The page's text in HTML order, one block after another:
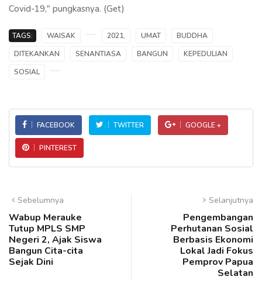
Covid-19," pungkasnya. (Get)
TAGS: WAISAK 2021, UMAT
BUDDHA
DITEKANKAN
SENANTIASA BANGUN
KEPEDULIAN
SOSIAL
FACEBOOK TWITTER GOOGLE +
PINTEREST
Sebelumnya
Wabup Merauke
Tutup MPLS SMP
Negeri 2, Ajak Siswa
Bangun Cita-cita
Sejak Dini
Selanjutnya
Pengembangan
Perhutanan Sosial
Berbasis Ekonomi
Lokal Jadi Fokus
Pemprov Papua
Selatan